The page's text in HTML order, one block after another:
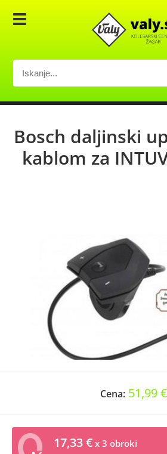
Bosch daljinski
kablom za
Cena: 51,99 €
17,33 € x 3 obroki